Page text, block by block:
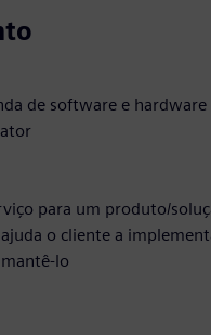
de software e
para um produto/
o cliente a
lo